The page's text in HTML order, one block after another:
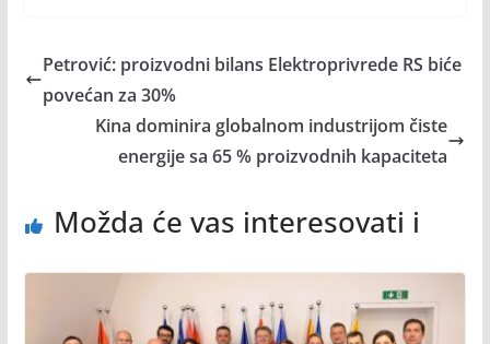
Petrović: proizvodni bilans Elektroprivrede RS biće
povećan za 30%
Kina dominira globalnom industrijom čiste
energije sa 65 % proizvodnih kapaciteta
Možda će vas interesovati i